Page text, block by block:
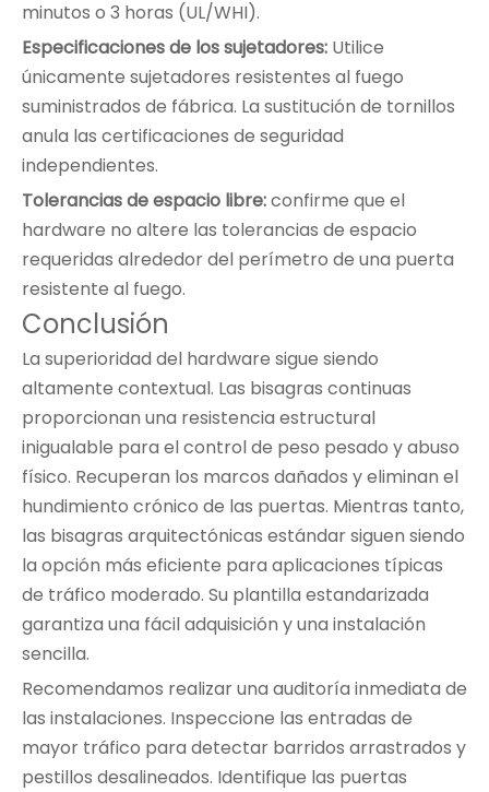
minutos o 3 horas (UL/WHI).
Especificaciones de los sujetadores: Utilice
únicamente sujetadores resistentes al fuego
suministrados de fábrica. La sustitución de tornillos
anula las certificaciones de seguridad
independientes.
Tolerancias de espacio libre:confirme que el
hardware no altere las tolerancias de espacio
requeridas alrededor del perímetro de una puerta
resistente al fuego.
Conclusión
La superioridad del hardware sigue siendo
altamente contextual. Las bisagras continuas
proporcionan una resistencia estructural
inigualable para el control de peso pesado y abuso
físico. Recuperan los marcos dañados y eliminan el
hundimiento crónico de las puertas. Mientras tanto,
las bisagras arquitectónicas estándar siguen siendo
la opción más eficiente para aplicaciones típicas
de tráfico moderado. Su plantilla estandarizada
garantiza una fácil adquisición y una instalación
sencilla.
Recomendamos realizar una auditoría inmediata de
las instalaciones. Inspeccione las entradas de
mayor tráfico para detectar barridos arrastrados y
pestillos desalineados. Identifique las puertas